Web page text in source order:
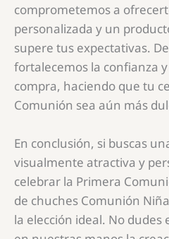
comprometemos a
personalizada y un
supere tus expectativas.
fortalecemos la confianza
compra, haciendo que tu
Comunión sea aún más
En conclusión, si buscas
visualmente atractiva y
celebrar la Primera
de chuches Comunión Niña
la elección ideal. No